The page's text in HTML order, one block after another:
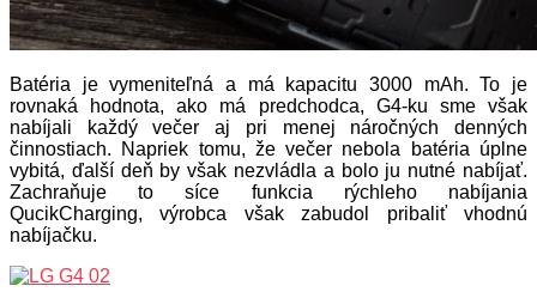
Batéria je vymeniteľná a má kapacitu 3000 mAh. To je
rovnaká hodnota, ako má predchodca, G4-ku sme však
nabíjali každý večer aj pri menej náročných denných
činnostiach. Napriek tomu, že večer nebola batéria úplne
vybitá, ďalší deň by však nezvládla a bolo ju nutné nabíjať.
Zachraňuje to síce funkcia rýchleho nabíjania
QucikCharging, výrobca však zabudol pribaliť vhodnú
nabíjačku.